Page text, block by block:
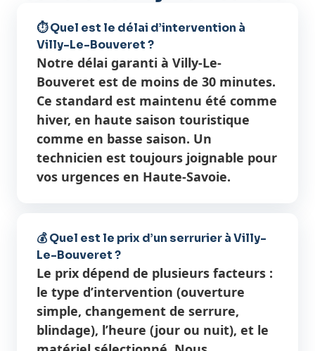
⏱️ Quel est le délai d’intervention à
Villy-Le-Bouveret ?
Notre délai garanti à Villy-Le-
Bouveret est de moins de 30 minutes.
Ce standard est maintenu été comme
hiver, en haute saison touristique
comme en basse saison. Un
technicien est toujours joignable pour
vos urgences en Haute-Savoie.
💰 Quel est le prix d’un serrurier à Villy-
Le-Bouveret ?
Le prix dépend de plusieurs facteurs :
le type d’intervention (ouverture
simple, changement de serrure,
blindage), l’heure (jour ou nuit), et le